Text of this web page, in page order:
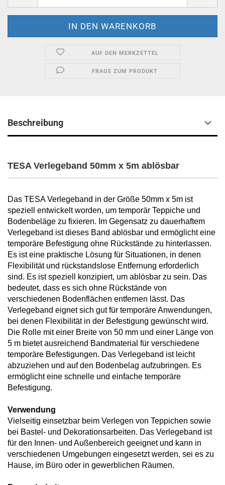
AUF DEN MERKZETTEL
FRAGE ZUM PRODUKT
Beschreibung
TESA Verlegeband 50mm x 5m ablösbar
Das TESA Verlegeband in der Größe 50mm x 5m ist
speziell entwickelt worden, um temporär Teppiche und
Bodenbeläge zu fixieren. Im Gegensatz zu dauerhaftem
Verlegeband ist dieses Band ablösbar und ermöglicht eine
temporäre Befestigung ohne Rückstände zu hinterlassen.
Es ist eine praktische Lösung für Situationen, in denen
Flexibilität und rückstandslose Entfernung erforderlich
sind. Es ist speziell konzipiert, um ablösbar zu sein. Das
bedeutet, dass es sich ohne Rückstände von
verschiedenen Bodenflächen entfernen lässt. Das
Verlegeband eignet sich gut für temporäre Anwendungen,
bei denen Flexibilität in der Befestigung gewünscht wird.
Die Rolle mit einer Breite von 50 mm und einer Länge von
5 m bietet ausreichend Bandmaterial für verschiedene
temporäre Befestigungen. Das Verlegeband ist leicht
abzuziehen und auf den Bodenbelag aufzubringen. Es
ermöglicht eine schnelle und einfache temporäre
Befestigung.
Verwendung
Vielseitig einsetzbar beim Verlegen von Teppichen sowie
bei Bastel- und Dekorationsarbeiten. Das Verlegeband ist
für den Innen- und Außenbereich geeignet und kann in
verschiedenen Umgebungen eingesetzt werden, sei es zu
Hause, im Büro oder in gewerblichen Räumen.